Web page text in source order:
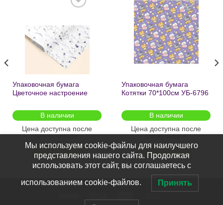
желаний
Упаковочная бумага
Цветочное настроение
2шт/
В наличии
Цена доступна после
регистрации
Добавить
в список
желаний
Упаковочная бумага
Котятки 70*100см УБ-6796
В наличии
Цена доступна после
регистрации
ПОДРОБНЕЕ
Мы используем cookie-файлы для наилучшего
представления нашего сайта. Продолжая
использовать этот сайт, вы соглашаетесь с
использованием cookie-файлов. Принять